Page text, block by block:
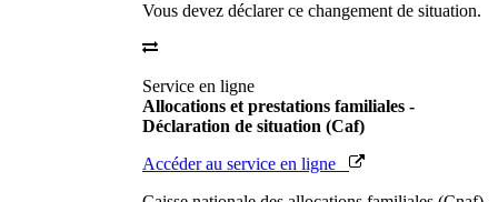
Vous devez déclarer ce changement de situation.
Service en ligne
Allocations et prestations familiales -
Déclaration de situation (Caf)
Accéder au service en ligne